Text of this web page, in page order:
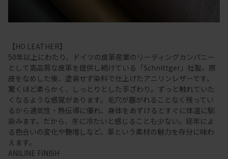
【HO LEATHER】
50年以上にわたり、ドイツの皮革産業のリーディングカンパニー
として高品質な皮革を提供し続けている「Schnittger」社製。原
皮をなめした後、塗装せず染料で仕上げたアニリンレザーです。
驚くほど柔らかく、しっとりとした手ざわり。ずっと触れていた
くなるような感覚があります。毛穴が塞がれることなく残ってい
るから通気性・熱伝導に優れ、身体をあずけるとすぐに体温に馴
染みます。だから、冬に冷たいと感じることも少ない。経年によ
る色合いの変化や艶増しなど、革という素材の魅力を存分に味わ
えます。
ANILINE FINISH